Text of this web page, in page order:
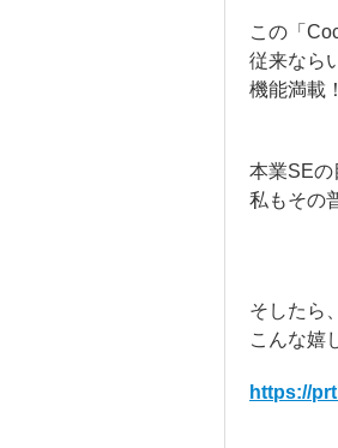
この「
従来なら
機能満載！
本業SEの
私もその
そしたら
こんな嬉
https://